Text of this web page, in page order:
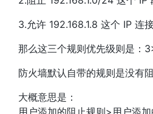
3.允许 192.168.1.8 这个 IP 连接
那么这三个规则优先级则是：
防火墙默认自带的规则是没有
大概意思是：
用户添加的阻止规则>用户添